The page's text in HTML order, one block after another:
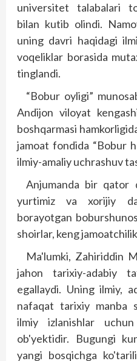
universitet talabalari
bilan kutib olindi.
uning davri haqidagi
voqeliklar borasida
tinglandi.
“Bobur oyligi”
Andijon viloyat
boshqarmasi
jamoat fondida “Bobur
ilmiy-amaliy uchrashuv
Anjumanda bir qator
yurtimiz va xorijiy
borayotgan
shoirlar, keng
Ma'lumki, Zahiriddin
jahon tarixiy-adabiy
egallaydi. Uning ilmiy,
nafaqat tarixiy manba
ilmiy izlanishlar
ob'yektidir. Bugungi
yangi bosqichga